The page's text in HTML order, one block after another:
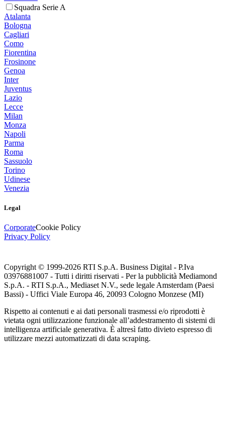
Squadra Serie A
Atalanta
Bologna
Cagliari
Como
Fiorentina
Frosinone
Genoa
Inter
Juventus
Lazio
Lecce
Milan
Monza
Napoli
Parma
Roma
Sassuolo
Torino
Udinese
Venezia
Legal
CorporateCookie Policy
Privacy Policy
Copyright © 1999-2026 RTI S.p.A. Business Digital - P.Iva
03976881007 - Tutti i diritti riservati - Per la pubblicità Mediamond
S.p.A. - RTI S.p.A., Mediaset N.V., sede legale Amsterdam (Paesi
Bassi) - Uffici Viale Europa 46, 20093 Cologno Monzese (MI)
Rispetto ai contenuti e ai dati personali trasmessi e/o riprodotti è
vietata ogni utilizzazione funzionale all’addestramento di sistemi di
intelligenza artificiale generativa. È altresì fatto divieto espresso di
utilizzare mezzi automatizzati di data scraping.